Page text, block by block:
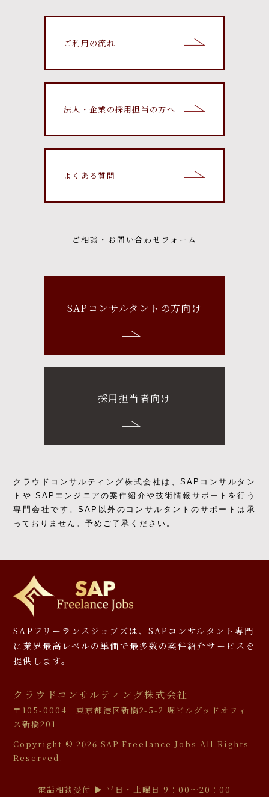
ご利用の流れ
法人・企業の採用担当の方へ
よくある質問
ご相談・お問い合わせフォーム
SAPコンサルタントの方向け
採用担当者向け
クラウドコンサルティング株式会社は、SAPコンサルタン
トや SAPエンジニアの案件紹介や技術情報サポートを行う
専門会社です。SAP以外のコンサルタントのサポートは承
っておりません。予めご了承ください。
SAPフリーランスジョブズは、SAPコンサルタント専門
に 業界最高レベルの単価で最多数の案件紹介サービスを
提供します。
クラウドコンサルティング株式会社
〒105-0004 東京都港区新橋2-5-2 堀ビルグッドオフィ
ス新橋201
Copyright © 2026 SAP Freelance Jobs All Rights
Reserved.
電話相談受付 ▶︎ 平日・土曜日 9：00〜20：00